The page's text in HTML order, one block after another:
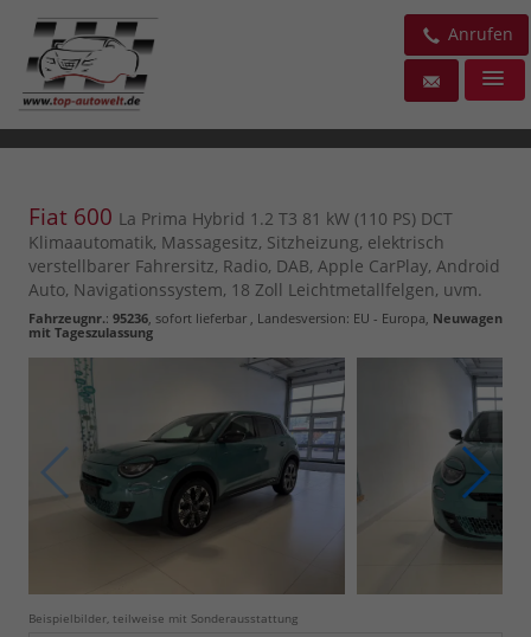
Anrufen
Fiat 600 La Prima Hybrid 1.2 T3 81 kW (110 PS) DCT
Klimaautomatik, Massagesitz, Sitzheizung, elektrisch
verstellbarer Fahrersitz, Radio, DAB, Apple CarPlay, Android
Auto, Navigationssystem, 18 Zoll Leichtmetallfelgen, uvm.
Fahrzeugnr.: 95236 sofort lieferbar , Landesversion: EU - Europa, Neuwagen
mit Tageszulassung
Beispielbilder, teilweise mit Sonderausstattung